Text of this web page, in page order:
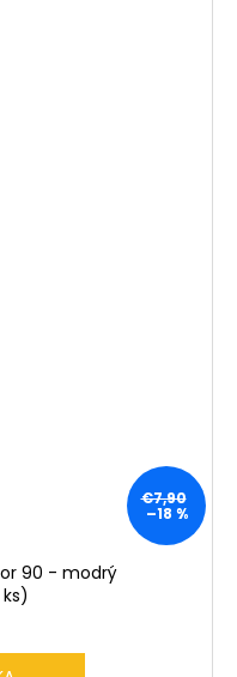
€7,90
–18 %
90 - modrý
ks)